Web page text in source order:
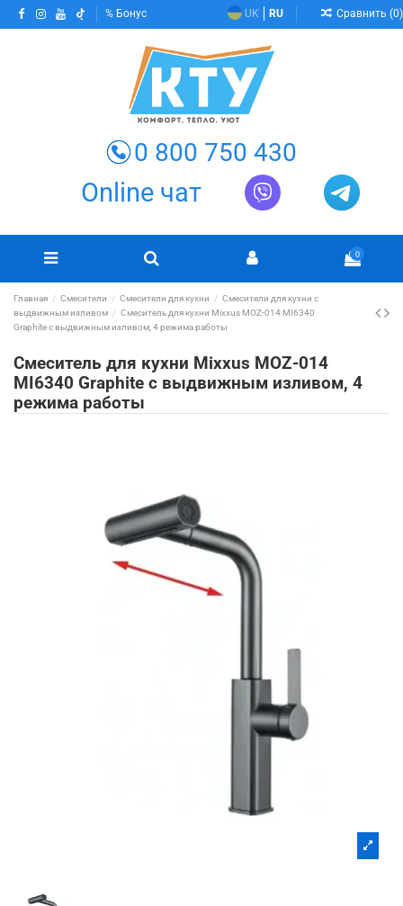
Бонус UK RU Сравнить (0)
0 800 750 430
Online чат
0
Главная Смесители Смесители для кухни
Смесители для кухни с
выдвижным изливом
Смеситель для кухни Mixxus MOZ-014 MI6340
Graphite с выдвижным изливом, 4 режима работы
Смеситель для кухни Mixxus MOZ-014
MI6340 Graphite с выдвижным изливом, 4
режима работы